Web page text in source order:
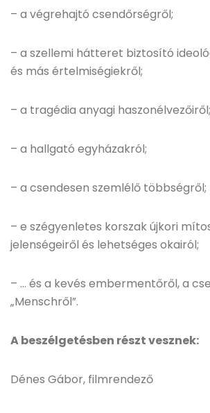
– a végrehajtó csendőrségről;
– a szellemi hátteret biztosító
és más értelmiségiekről;
– a tragédia anyagi haszonélvezőiről;
– a hallgató egyházakról;
– a csendesen szemlélő többségről;
– e szégyenletes korszak újkori
jelenségeiről és lehetséges okairól;
– … és a kevés embermentőről, a
„Menschről”.
A beszélgetésben részt vesznek:
Dénes Gábor, filmrendező